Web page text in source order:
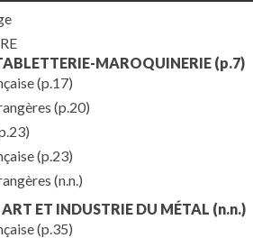
MAROQUINERIE (p.7)
(p.17)
(p.20)
(p.23)
(n.n.)
ART ET INDUSTRIE DU MÉTAL (n.n.)
(p.35)